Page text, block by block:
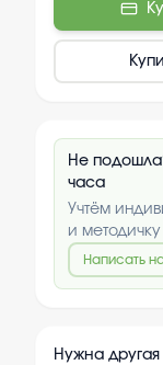
Не
часа
Учтём
и
Написать
Нужна